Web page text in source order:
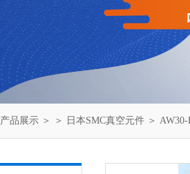
产品展示 ＞ ＞ 日本SMC真空元件 ＞